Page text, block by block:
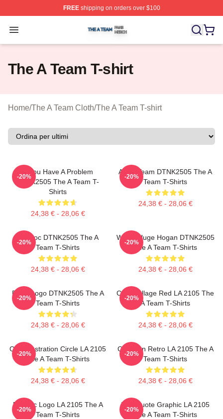
FREEshipping on orders over $100
Open menu
The A Team Shop ⚡️ Officially Licensed The A Team
The A Team T-shirt
Home/The A Team Cloth/The A Team T-shirt
If You Have A Problem
DTNK2505 The A Team T-
Shirts
24,38 € - 28,06 €
-20%
All Of Team DTNK2505 The A
Team T-Shirts
24,38 € - 28,06 €
-20%
Murdoc DTNK2505 The A
Team T-Shirts
24,38 € - 28,06 €
-20%
With A Huge Hogan DTNK2505
The A Team T-Shirts
24,38 € - 28,06 €
-20%
Basic Logo DTNK2505 The A
Team T-Shirts
24,38 € - 28,06 €
-20%
Cast Collage Red LA 2105 The
A Team T-Shirts
24,38 € - 28,06 €
-20%
Cast Illustration Circle LA 2105
The A Team T-Shirts
24,38 € - 28,06 €
-20%
Cast Van Retro LA 2105 The A
Team T-Shirts
24,38 € - 28,06 €
-20%
Metallic Logo LA 2105 The A
Team T-Shirts
-20%
Van Quote Graphic LA 2105
The A Team T-Shirts
-20%